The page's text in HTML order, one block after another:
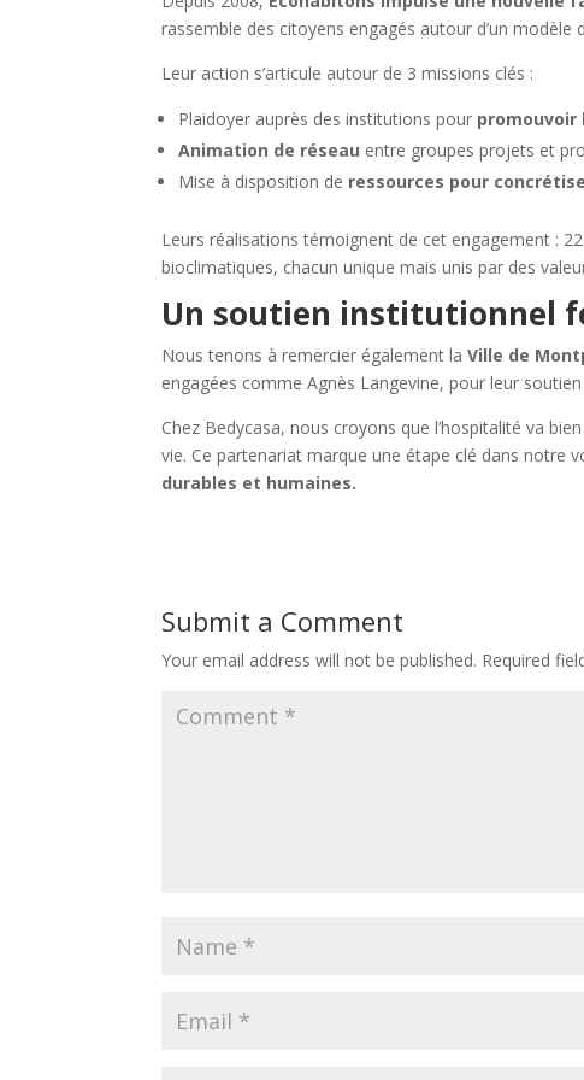
rassemble des citoyens engagés autour d’un
Leur action s’articule autour de 3 missions clés :
Plaidoyer auprès des institutions pour
Animation de réseau entre groupes projets et
Mise à disposition de ressources pour
Leurs réalisations témoignent de cet engagement :
bioclimatiques, chacun unique mais unis par des
Un soutien institutionnel
Nous tenons à remercier également laVille de
engagées comme Agnès Langevine, pour leur
Chez Bedycasa, nous croyons que l’hospitalité va
vie. Ce partenariat marque une étape clé dans notre
durables et humaines.
Submit a Comment
Your email address will not be published. Required